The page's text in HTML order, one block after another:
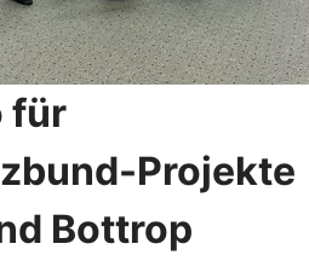
für
Projekte
Bottrop